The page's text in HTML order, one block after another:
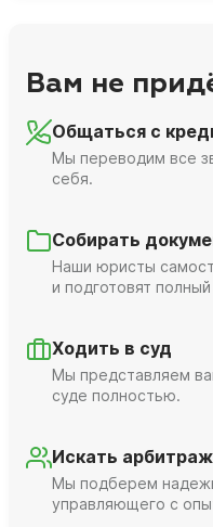
Вам не
Общаться с
Мы переводим все
себя.
Собирать
Наши юристы
и подготовят полный
Ходить в суд
Мы представляем
суде полностью.
Искать
Мы подберем
управляющего с